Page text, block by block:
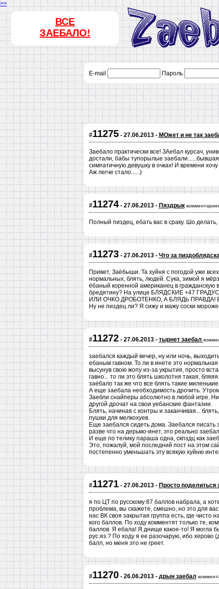
>>
ВСЕ
ЗАЕБАЛО!
E-mail Пароль
#11275- 27.06.2013 - МОжет и не так
Заебало практически все! ЗАебал курсач,
достали, бабы тупорылые
симпатичную девушку в очках! И времени
Аж легче стало......)
#11274- 27.06.2013 - Пяздрык
Полный пиздец, ебать вас в сраку. Шо
#11273- 27.06.2013 - Что за
Привет, Заёбыши. Та хуйня с погодой уже
нормальных, блять, людей. Сука, зимой я
ёбаный коренной американец в гражданскую
бредятину? На улице БЛЯДСКИЕ +47
ИЛИ ОЧКО ДРОБОТЕНКО, А БЛЯДЬ ПРАВДА!
Ну не пиздец ли? Я сижу и мажу соски
#11272- 27.06.2013 - тырнет заебал
заебался каждый вечер, ну или ночь,
ебаным гавном. То ли в инете это нормальная
высунув свою жопу из-за укрытия, просто
гавно... то ли это блять школотня такая,
заебало так же что все блять такие
А еще заебала необходимость дрочить.
Заебли снайперы абсолютно в любой игре.
другой дрочат на свои уебанские фантазии.
Блять, начиная с контры и заканчивая...
пушки для мелкохуев.
Еще заебался сидеть дома. Заебался писать
разве что на дерьмо-инет, это реально
И еще по телику параша одна, скпздц как
Это, пожалуй, мой последний пост на этом
постепенно уменьшать эту всякую хуйню
#11271- 27.06.2013 - Просто поделиться
я по ЦТ по русскому 87 баллов набрала, а
проблема, вы скажете, смешно, но это для
нас ВК своя закрытая группа есть, где
кого баллов. По ходу комментят только те,
баллов. Я ебала! Я днище какое-то! Я могла
рус.яз.? По ходу я ее разочарую, ибо херово
балл, но меня это не греет.
#11270- 26.06.2013 - дрын заебал